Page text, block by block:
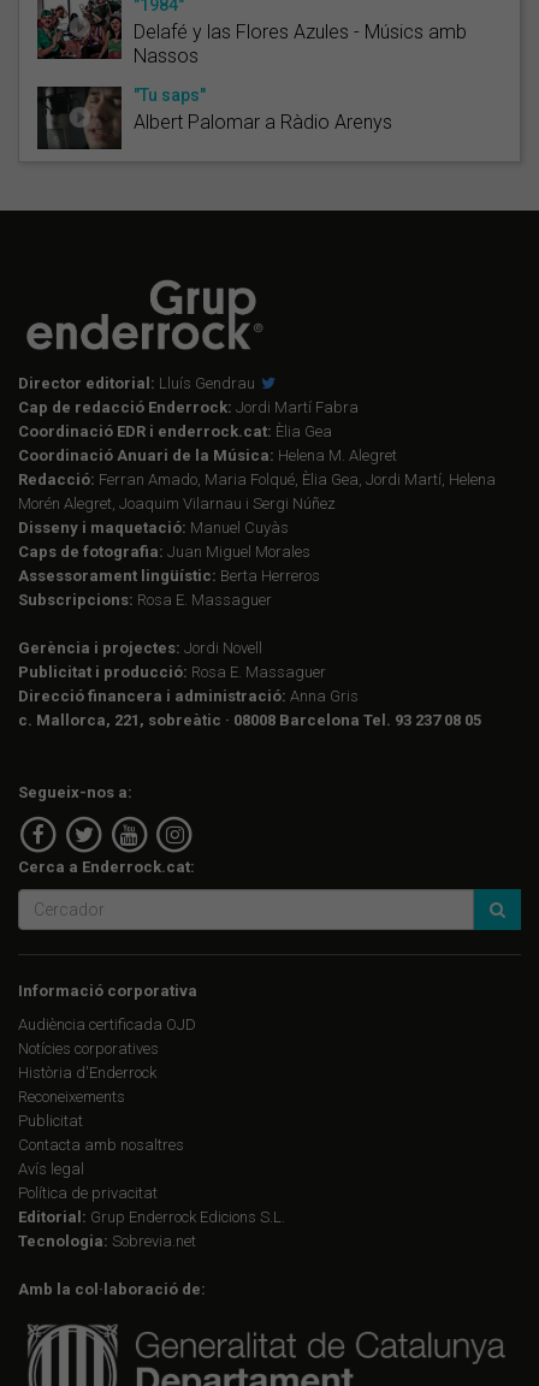
"1984"
Delafé y las Flores Azules - Músics amb
Nassos
"Tu saps"
Albert Palomar a Ràdio Arenys
Director editorial: Lluís Gendrau
Cap de redacció Enderrock: Jordi Martí Fabra
Coordinació EDR i enderrock.cat: Èlia Gea
Coordinació Anuari de la Música: Helena M. Alegret
Redacció: Ferran Amado, Maria Folqué, Èlia Gea, Jordi Martí, Helena
Morén Alegret, Joaquim Vilarnau i Sergi Núñez
Disseny i maquetació: Manuel Cuyàs
Caps de fotografia: Juan Miguel Morales
Assessorament lingüístic: Berta Herreros
Subscripcions: Rosa E. Massaguer
Gerència i projectes: Jordi Novell
Publicitat i producció: Rosa E. Massaguer
Direcció financera i administració: Anna Gris
c. Mallorca, 221, sobreàtic · 08008 Barcelona Tel. 93 237 08 05
Segueix-nos a:
Cerca a Enderrock.cat:
Informació corporativa
Audiència certificada OJD
Notícies corporatives
Història d'Enderrock
Reconeixements
Publicitat
Contacta amb nosaltres
Avís legal
Política de privacitat
Editorial: Grup Enderrock Edicions S.L.
Tecnologia: Sobrevia.net
Amb la col·laboració de: